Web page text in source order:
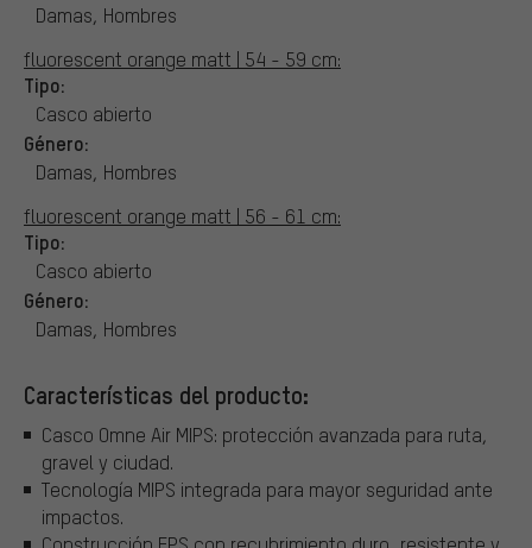
Damas, Hombres
fluorescent orange matt | 54 - 59 cm:
Tipo:
Casco abierto
Género:
Damas, Hombres
fluorescent orange matt | 56 - 61 cm:
Tipo:
Casco abierto
Género:
Damas, Hombres
Características del producto:
Casco Omne Air MIPS: protección avanzada para ruta,
gravel y ciudad.
Tecnología MIPS integrada para mayor seguridad ante
impactos.